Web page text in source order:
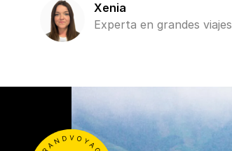
Xenia
Experta en grandes viajes